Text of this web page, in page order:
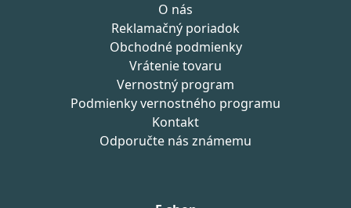
O nás
Reklamačný poriadok
Obchodné podmienky
Vrátenie tovaru
Vernostný program
Podmienky vernostného programu
Kontakt
Odporučte nás známemu